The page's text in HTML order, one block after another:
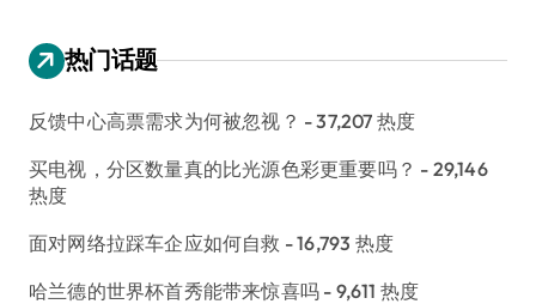
热门话题
反馈中心高票需求为何被忽视？ - 37,207 热度
买电视，分区数量真的比光源色彩更重要吗？ - 29,146
热度
面对网络拉踩车企应如何自救 - 16,793 热度
哈兰德的世界杯首秀能带来惊喜吗 - 9,611 热度